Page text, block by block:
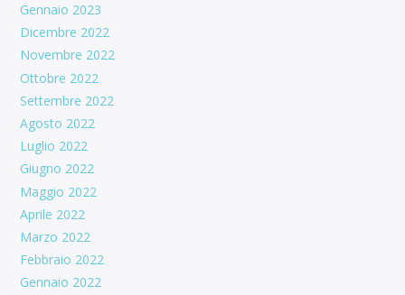
Gennaio 2023
Dicembre 2022
Novembre 2022
Ottobre 2022
Settembre 2022
Agosto 2022
Luglio 2022
Giugno 2022
Maggio 2022
Aprile 2022
Marzo 2022
Febbraio 2022
Gennaio 2022